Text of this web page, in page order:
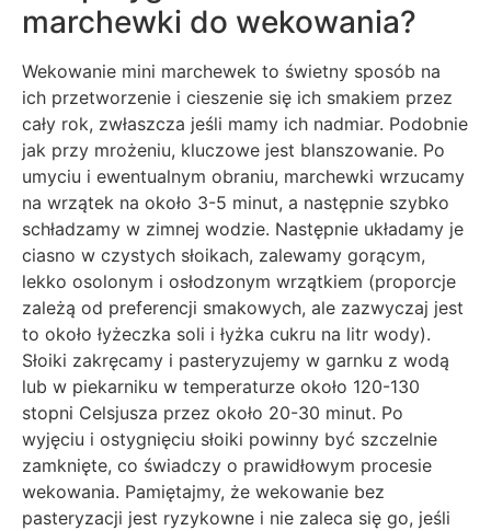
marchewki do wekowania?
Wekowanie mini marchewek to świetny sposób na
ich przetworzenie i cieszenie się ich smakiem przez
cały rok, zwłaszcza jeśli mamy ich nadmiar. Podobnie
jak przy mrożeniu, kluczowe jest blanszowanie. Po
umyciu i ewentualnym obraniu, marchewki wrzucamy
na wrzątek na około 3-5 minut, a następnie szybko
schładzamy w zimnej wodzie. Następnie układamy je
ciasno w czystych słoikach, zalewamy gorącym,
lekko osolonym i osłodzonym wrzątkiem (proporcje
zależą od preferencji smakowych, ale zazwyczaj jest
to około łyżeczka soli i łyżka cukru na litr wody).
Słoiki zakręcamy i pasteryzujemy w garnku z wodą
lub w piekarniku w temperaturze około 120-130
stopni Celsjusza przez około 20-30 minut. Po
wyjęciu i ostygnięciu słoiki powinny być szczelnie
zamknięte, co świadczy o prawidłowym procesie
wekowania. Pamiętajmy, że wekowanie bez
pasteryzacji jest ryzykowne i nie zaleca się go, jeśli